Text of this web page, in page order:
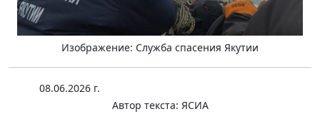
Изображение: Служба спасения Якутии
08.06.2026 г.
Автор текста: ЯСИА